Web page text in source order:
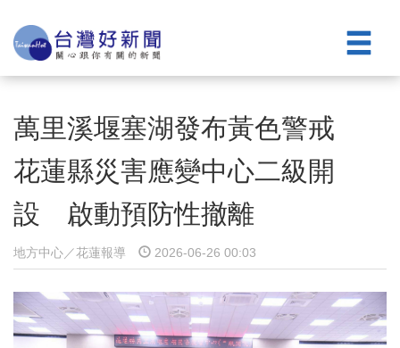
萬里溪堰塞湖發布黃色警戒
花蓮縣災害應變中心二級開
設 啟動預防性撤離
地方中心／花蓮報導 2026-06-26 00:03